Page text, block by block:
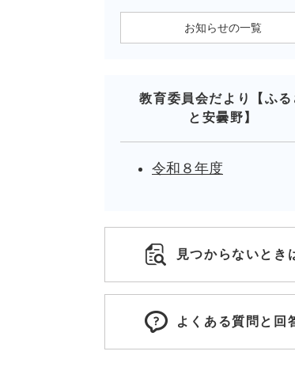
お知らせの一覧
教育委員会だより【ふる
と安曇野】
令和８年度
見つからないとき
よくある質問と回